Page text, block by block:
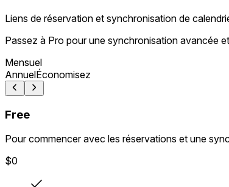
Liens de réservation et synchronisation de
Passez à Pro pour une synchronisation avancée
Mensuel
AnnuelÉconomisez
Free
Pour commencer avec les réservations et une
$0